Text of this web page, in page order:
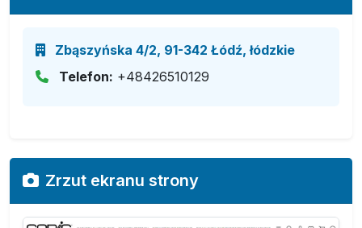
Zbąszyńska 4/2, 91-342 Łódź, łódzkie
Telefon: +48426510129
Zrzut ekranu strony